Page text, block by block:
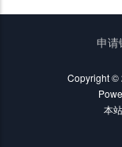
申
Copyright ©
本